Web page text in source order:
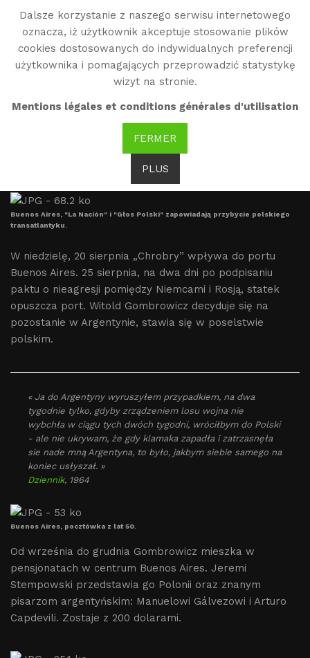
Dalsze korzystanie z naszego serwisu internetowego
oznacza, iż użytkownik akceptuje stosowanie plików
cookies dostosowanych do indywidualnych preferencji
użytkownika i pomagających przeprowadzić statystykę
wizyt na stronie.
Mentions légales et conditions générales d'utilisation
FERMER
PLUS
Witold Gombrowicz
Blaski i nędze wygnania
(1939-1946)
Buenos Aires, "La Nación" i "Głos Polski" zapowiadają przybycie polskiego
transatlantyku.
W niedzielę, 20 sierpnia „Chrobry” wpływa do portu
Buenos Aires. 25 sierpnia, na dwa dni po podpisaniu
paktu o nieagresji pomiędzy Niemcami i Rosją, statek
opuszcza port. Witold Gombrowicz decyduje się na
pozostanie w Argentynie, stawia się w poselstwie
polskim.
« Ja do Argentyny wyruszyłem przypadkiem, na dwa
tygodnie tylko, gdyby zrządzeniem losu wojna nie
wybchła w ciągu tych dwóch tygodni, wróciłbym do Polski
- ale nie ukrywam, że gdy klamaka zapadła i zatrzasnęła
sie nade mną Argentyna, to było, jakbym siebie samego na
koniec usłyszał. »
Dziennik, 1964
Buenos Aires, pocztówka z lat 50.
Od września do grudnia Gombrowicz mieszka w
pensjonatach w centrum Buenos Aires. Jeremi
Stempowski przedstawia go Polonii oraz znanym
pisarzom argentyńskim: Manuelowi Gálvezowi i Arturo
Capdevili. Zostaje z 200 dolarami.